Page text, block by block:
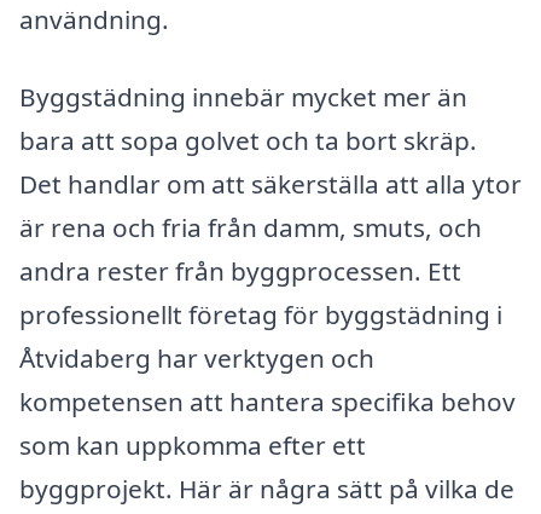
användning.
Byggstädning innebär mycket mer än
bara att sopa golvet och ta bort skräp.
Det handlar om att säkerställa att alla ytor
är rena och fria från damm, smuts, och
andra rester från byggprocessen. Ett
professionellt företag för byggstädning i
Åtvidaberg har verktygen och
kompetensen att hantera specifika behov
som kan uppkomma efter ett
byggprojekt. Här är några sätt på vilka de